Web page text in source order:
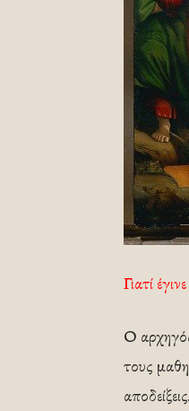
Γιατί
Ο
τους
αποδείξεις.